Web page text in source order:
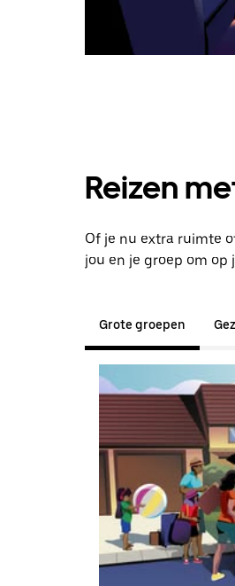
Reizen
Of je nu extra ruimte
jou en je groep om
Grote groepen